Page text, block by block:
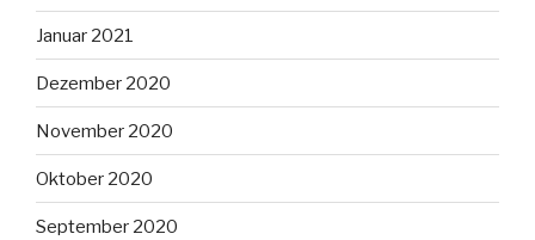
Januar 2021
Dezember 2020
November 2020
Oktober 2020
September 2020